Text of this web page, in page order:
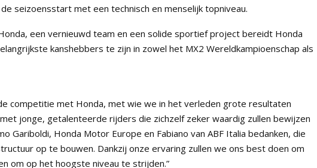
seizoensstart met een technisch en menselijk topniveau.
een vernieuwd team en een solide sportief project bereidt Honda
kanshebbers te zijn in zowel het MX2 Wereldkampioenschap als
competitie met Honda, met wie we in het verleden grote resultaten
jonge, getalenteerde rijders die zichzelf zeker waardig zullen bewijzen
Gariboldi, Honda Motor Europe en Fabiano van ABF Italia bedanken, die
op te bouwen. Dankzij onze ervaring zullen we ons best doen om
om op het hoogste niveau te strijden.”